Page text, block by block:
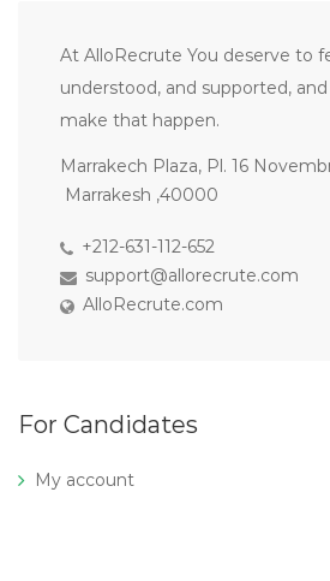
At AlloRecrute You deserve to
understood, and supported,
make that happen.
Marrakech Plaza, Pl. 16
Marrakesh ,40000
+212-631-112-652
support@allorecrute.com
AlloRecrute.com
For Candidates
My account